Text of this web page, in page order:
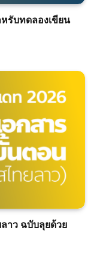
รับทดลองเขียน
าว ฉบับลุยด้วย